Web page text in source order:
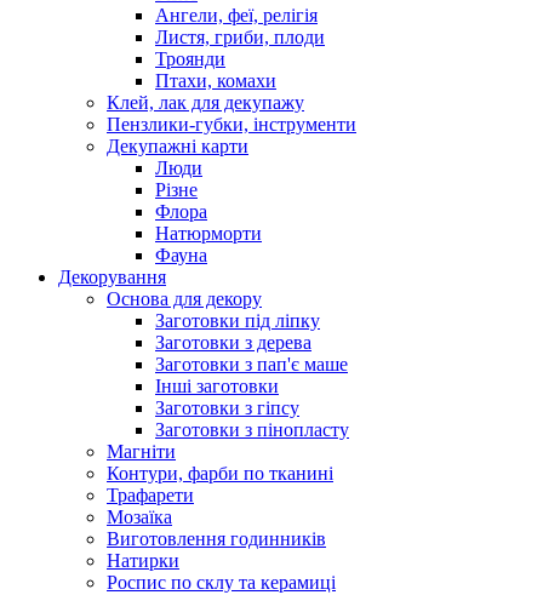
Ангели, феї, релігія
Листя, гриби, плоди
Троянди
Птахи, комахи
Клей, лак для декупажу
Пензлики-губки, інструменти
Декупажні карти
Люди
Різне
Флора
Натюрморти
Фауна
Декорування
Основа для декору
Заготовки під ліпку
Заготовки з дерева
Заготовки з пап'є маше
Інші заготовки
Заготовки з гіпсу
Заготовки з пінопласту
Магніти
Контури, фарби по тканині
Трафарети
Мозаїка
Виготовлення годинників
Натирки
Роспис по склу та керамиці